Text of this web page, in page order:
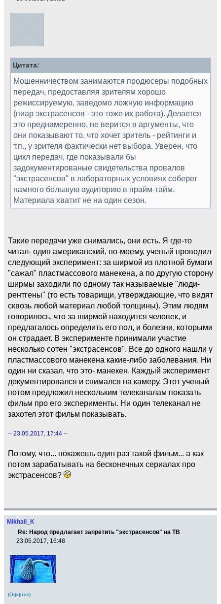
Цитата:
Мошенничеством занимаются продюсеры подобных
передач, предоставляя зрителям хорошо
режиссируемую, заведомо ложную информацию
(пиар экстрасенсов - это тоже их работа). Делается
это преднамеренно, не верится в аргументы, что
они показывают то, что хочет зритель - рейтинги и
т.п., у зрителя фактически нет выбора. Уверен, что
цикл передач, где показывали бы
задокументированые свидетельства провалов
"экстрасенсов" в лабораторных условиях соберет
намного большую аудиторию в прайм-тайм.
Материала хватит не на один сезон.
Такие передачи уже снимались, они есть. Я где-то
читал- один американский, по-моему, ученый проводил
следующий эксперимент: за ширмой из плотной бумаги
"сажал" пластмассового манекена, а по другую сторону
ширмы заходили по одному так называемые "люди-
рентгены" (то есть товарищи, утверждающие, что видят
сквозь любой материал любой толщины). Этим людям
говорилось, что за ширмой находится человек, и
предлагалось определить его пол, и болезни, которыми
он страдает. В эксперименте принимали участие
несколько сотен "экстрасенсов". Все до одного нашли у
пластмассового манекена какие-либо заболевания. Ни
один ни сказал, что это- манекен. Каждый эксперимент
документировался и снимался на камеру. Этот ученый
потом предложил нескольким телеканалам показать
фильм про его эксперименты. Ни один телеканал не
захотел этот фильм показывать.
-- 23.05.2017, 17:44 --
Потому, что... покажешь один раз такой фильм... а как
потом зарабатывать на бесконечных сериалах про
экстрасенсов?
Mikhail_K
Re: Народ предлагает запретить "экстрасенсов" на ТВ
23.05.2017, 16:48
(Оффтоп)